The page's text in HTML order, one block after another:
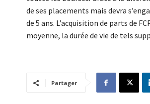
de ses placements mais devra
de 5 ans. L’acquisition de parts de
moyenne, la durée de vie de tels
Partager